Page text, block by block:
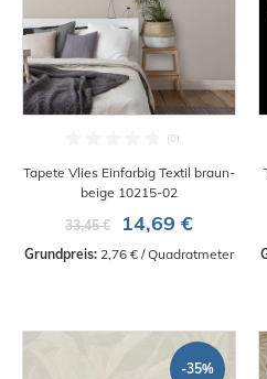
Tapete Vlies Einfarbig Textil braun-
beige 10215-02
33,45 €
14,69 €
Grundpreis: 2,76 € / Quadratmeter
-35%